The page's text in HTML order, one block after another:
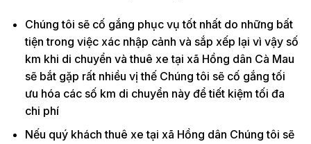
Chúng tôi sẽ cố gắng phục vụ tốt nhất do những bất
tiện trong việc xác nhập cảnh và sắp xếp lại vì vậy số
km khi di chuyển và thuê xe tại xã Hồng dân Cà Mau
sẽ bắt gặp rất nhiều vị thế Chúng tôi sẽ cố gắng tối
ưu hóa các số km di chuyển này để tiết kiệm tối đa
chi phí
Nếu quý khách thuê xe tại xã Hồng dân Chúng tôi sẽ